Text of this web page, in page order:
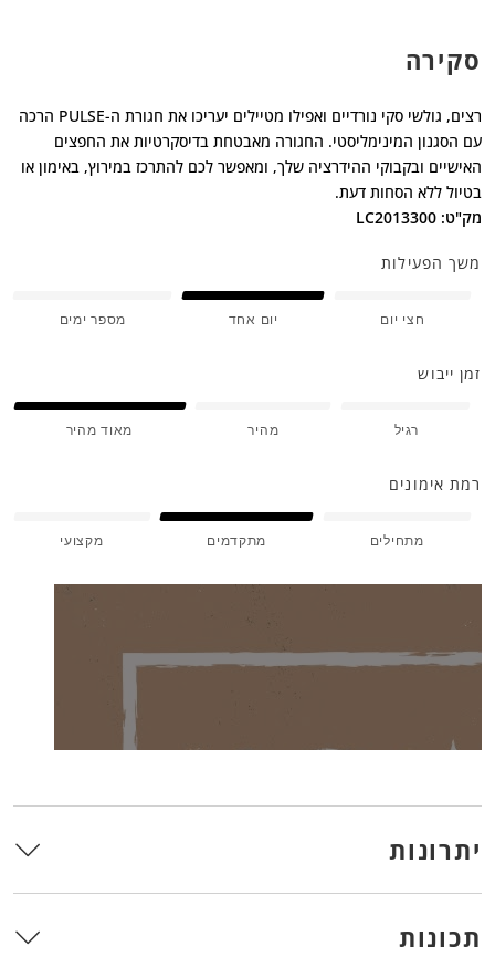
סקירה
רצים, גולשי סקי נורדיים ואפילו מטיילים יעריכו את חגורת ה-PULSE הרכה
עם הסגנון המינימליסטי. החגורה מאבטחת בדיסקרטיות את החפצים
האישיים ובקבוקי ההידרציה שלך, ומאפשר לכם להתרכז במירוץ, באימון או
בטיול ללא הסחות דעת.
מק"ט: LC2013300
משך הפעילות
חצי יום יום אחד מספר ימים
זמן ייבוש
רגיל מהיר מאוד מהיר
רמת אימונים
מתחילים מתקדמים מקצועי
יתרונות
תכונות